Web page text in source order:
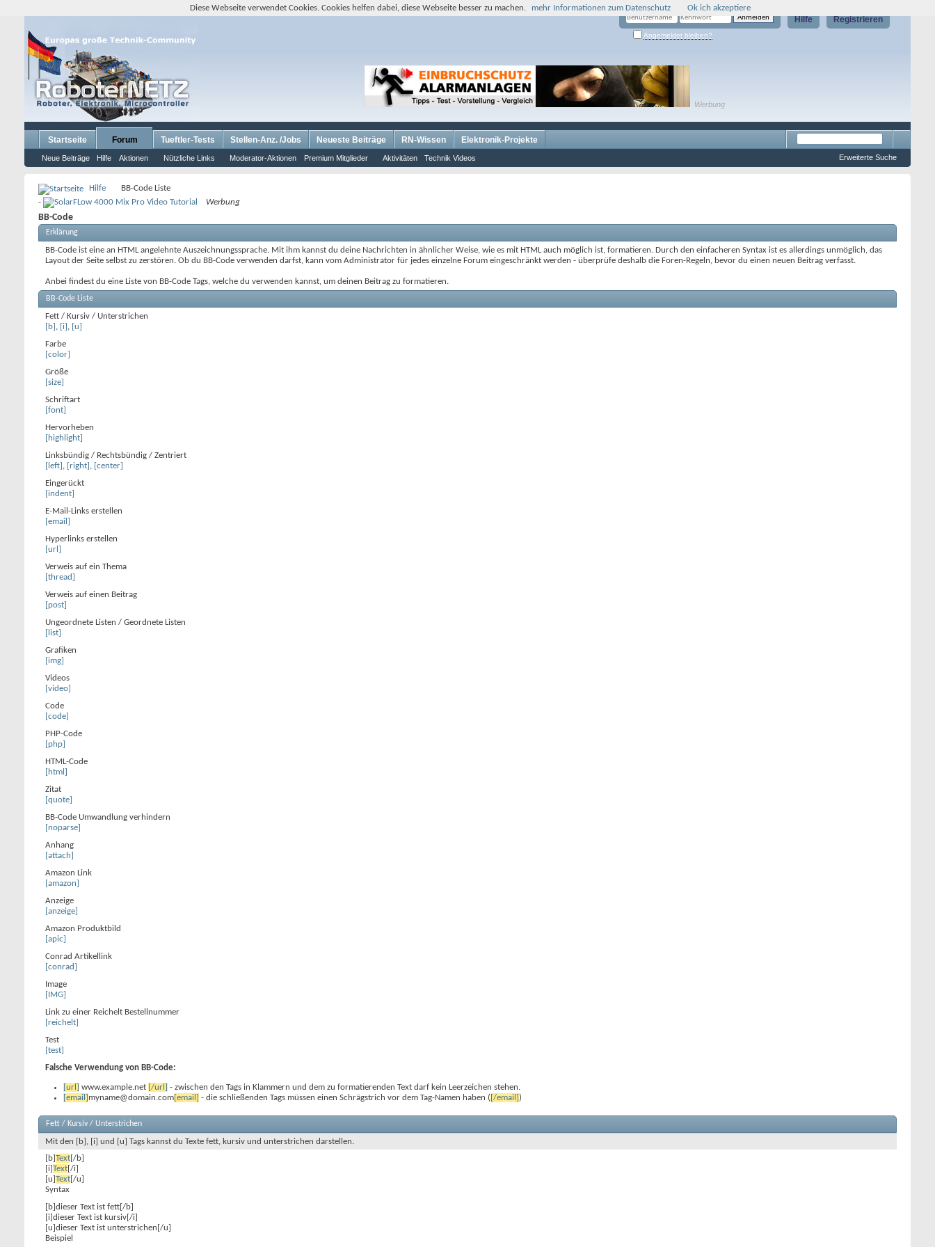
Registrieren
Hilfe
Angemeldet bleiben?
Werbung
Startseite Forum
Neue Beiträge Hilfe Aktionen Nützliche Links Moderator-Aktionen Premium Mitglieder Aktivitäten Technik Videos
Tueftler-Tests Stellen-Anz. /Jobs Neueste Beiträge RN-Wissen Elektronik-Projekte
Erweiterte Suche
Hilfe
BB-Code Liste
-
Werbung
BB-Code
Erklärung
BB-Code ist eine an HTML angelehnte Auszeichnungssprache. Mit ihm kannst du deine Nachrichten in ähnlicher Weise, wie es mit HTML auch möglich ist, formatieren. Durch den einfacheren Syntax ist es allerdings unmöglich, das
Layout der Seite selbst zu zerstören. Ob du BB-Code verwenden darfst, kann vom Administrator für jedes einzelne Forum eingeschränkt werden - überprüfe deshalb die Foren-Regeln, bevor du einen neuen Beitrag verfasst.
Anbei findest du eine Liste von BB-Code Tags, welche du verwenden kannst, um deinen Beitrag zu formatieren.
BB-Code Liste
Fett / Kursiv / Unterstrichen
[b] , [i] , [u]
Farbe
[color]
Größe
[size]
Schriftart
[font]
Hervorheben
[highlight]
Linksbündig / Rechtsbündig / Zentriert
[left] , [right] , [center]
Eingerückt
[indent]
E-Mail-Links erstellen
[email]
Hyperlinks erstellen
[url]
Verweis auf ein Thema
[thread]
Verweis auf einen Beitrag
[post]
Ungeordnete Listen / Geordnete Listen
[list]
Grafiken
[img]
Videos
[video]
Code
[code]
PHP-Code
[php]
HTML-Code
[html]
Zitat
[quote]
BB-Code Umwandlung verhindern
[noparse]
Anhang
[attach]
Amazon Link
[amazon]
Anzeige
[anzeige]
Amazon Produktbild
[apic]
Conrad Artikellink
[conrad]
Image
[IMG]
Link zu einer Reichelt Bestellnummer
[reichelt]
Test
[test]
Falsche Verwendung von BB-Code:
[url] www.example.net [/url] - zwischen den Tags in Klammern und dem zu formatierenden Text darf kein Leerzeichen stehen.
[email] myname@domain.com[email] - die schließenden Tags müssen einen Schrägstrich vor dem Tag-Namen haben ( [/email])
Fett / Kursiv / Unterstrichen
Mit den [b], [i] und [u] Tags kannst du Texte fett, kursiv und unterstrichen darstellen.
[b]Text[/b]
[i]Text[/i]
[u]Text[/u]
Syntax
[b]dieser Text ist fett[/b]
[i]dieser Text ist kursiv[/i]
[u]dieser Text ist unterstrichen[/u]
Beispiel
Diese Webseite verwendet Cookies. Cookies helfen dabei, diese Webseite besser zu machen. mehr Informationen zum Datenschutz Ok ich akzeptiere